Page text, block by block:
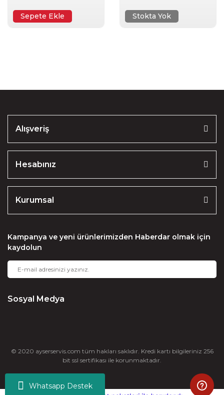
Whatsapp Destek
Sepete Ekle Stokta Yok
Alışveriş
Hesabınız
Kurumsal
Kampanya ve yeni ürünlerimizden Haberdar olmak için
kaydolun
Sosyal Medya
© 2020 ayserservis.com tüm hakları saklıdır. Kredi kartı bilgileriniz 256
bit ssl sertifikası ile korunmaktadır.